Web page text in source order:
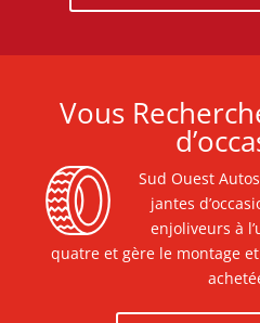
Vous
Sud Ouest
jantes
enjoliveurs à
quatre et gère le montage